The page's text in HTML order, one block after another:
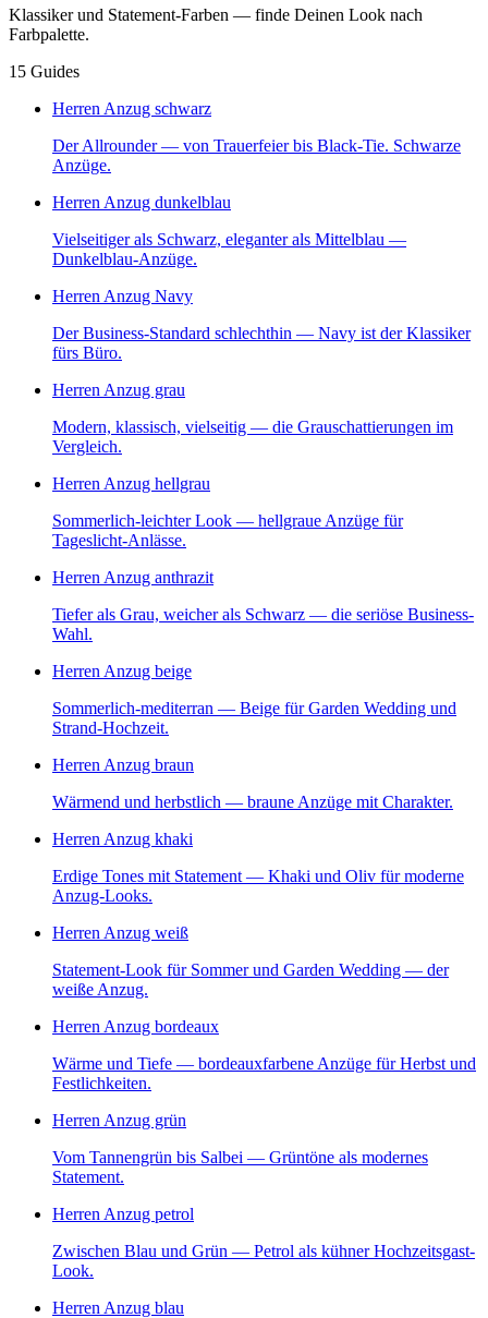
Klassiker und Statement-Farben — finde Deinen Look nach
Farbpalette.
15 Guides
Herren Anzug schwarz
Der Allrounder — von Trauerfeier bis Black-Tie. Schwarze
Anzüge.
Herren Anzug dunkelblau
Vielseitiger als Schwarz, eleganter als Mittelblau —
Dunkelblau-Anzüge.
Herren Anzug Navy
Der Business-Standard schlechthin — Navy ist der Klassiker
fürs Büro.
Herren Anzug grau
Modern, klassisch, vielseitig — die Grauschattierungen im
Vergleich.
Herren Anzug hellgrau
Sommerlich-leichter Look — hellgraue Anzüge für
Tageslicht-Anlässe.
Herren Anzug anthrazit
Tiefer als Grau, weicher als Schwarz — die seriöse Business-
Wahl.
Herren Anzug beige
Sommerlich-mediterran — Beige für Garden Wedding und
Strand-Hochzeit.
Herren Anzug braun
Wärmend und herbstlich — braune Anzüge mit Charakter.
Herren Anzug khaki
Erdige Tones mit Statement — Khaki und Oliv für moderne
Anzug-Looks.
Herren Anzug weiß
Statement-Look für Sommer und Garden Wedding — der
weiße Anzug.
Herren Anzug bordeaux
Wärme und Tiefe — bordeauxfarbene Anzüge für Herbst und
Festlichkeiten.
Herren Anzug grün
Vom Tannengrün bis Salbei — Grüntöne als modernes
Statement.
Herren Anzug petrol
Zwischen Blau und Grün — Petrol als kühner Hochzeitsgast-
Look.
Herren Anzug blau